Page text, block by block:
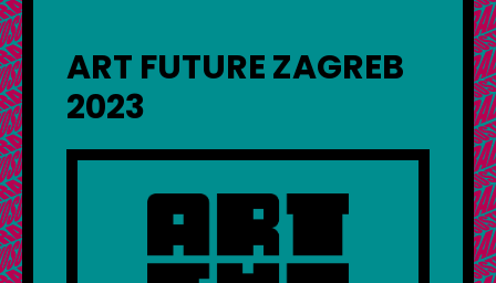
ART FUTURE ZAGREB
2023